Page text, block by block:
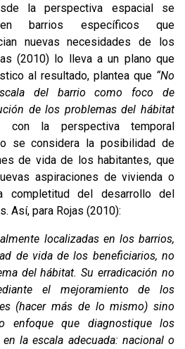
la perspectiva espacial se
barrios específicos que
nuevas necesidades de los
(2010) lo lleva a un plano que
al resultado, plantea que “No
del barrio como foco de
de los problemas del hábitat
con la perspectiva temporal
se considera la posibilidad de
de vida de los habitantes, que
aspiraciones de vivienda o
completitud del desarrollo del
Así, para Rojas (2010):
localizadas en los barrios,
de vida de los beneficiarios, no
del hábitat. Su erradicación no
el mejoramiento de los
(hacer más de lo mismo) sino
enfoque que diagnostique los
la escala adecuada: nacional o